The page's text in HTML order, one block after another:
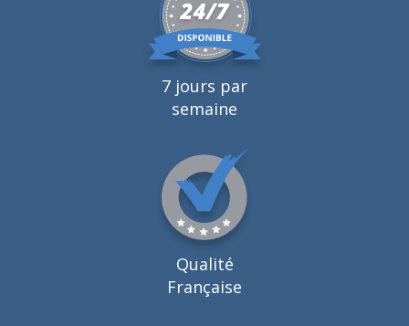
7 jours par
semaine
Qualité
Française